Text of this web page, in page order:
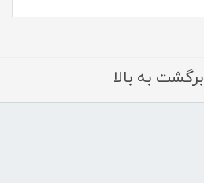
برگشت به بالا